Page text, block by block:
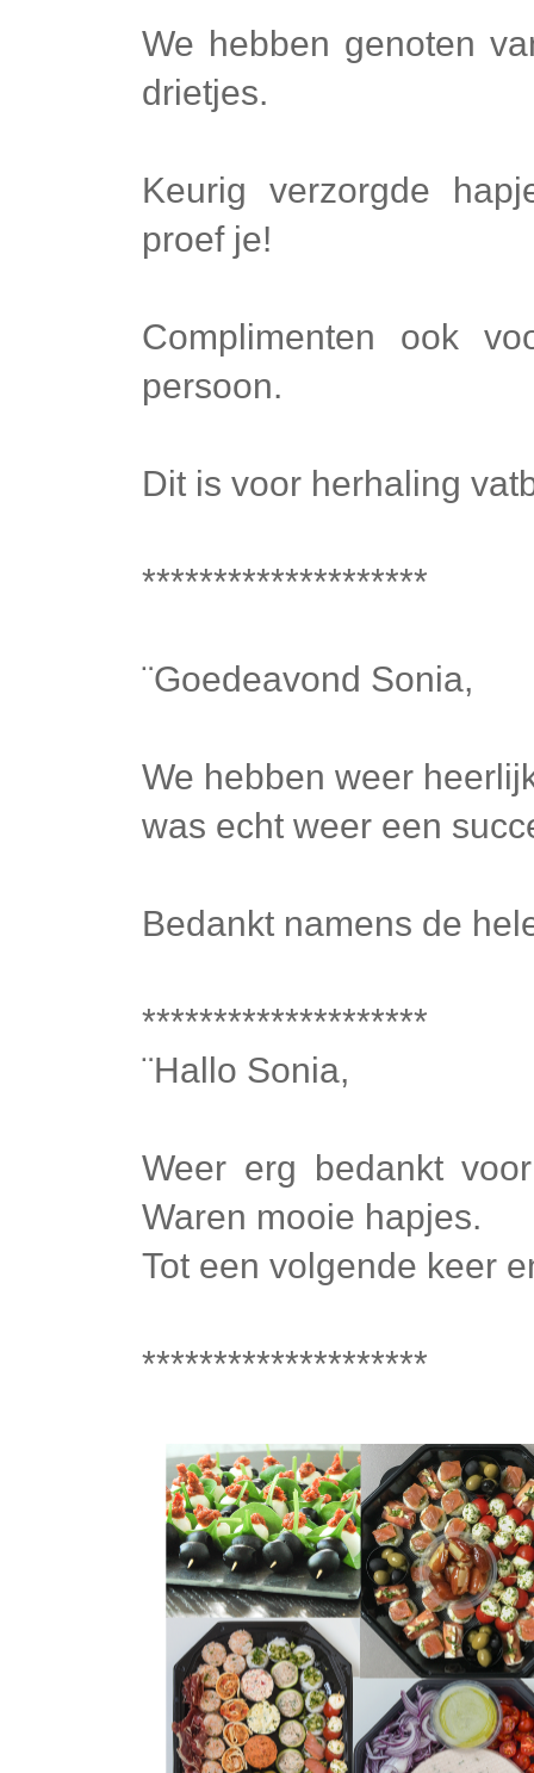
We hebben genoten
drietjes.
Keurig verzorgde
proef je!
Complimenten ook
persoon.
Dit is voor herhaling
********************
¨Goedeavond Sonia,
We hebben weer
was echt weer een
Bedankt namens de
********************
¨Hallo Sonia,
Weer erg bedankt
Waren mooie hapjes.
Tot een volgende keer
********************